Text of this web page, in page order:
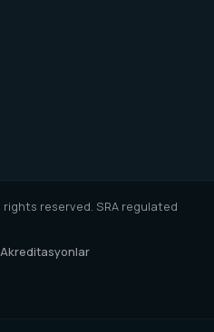
reserved. SRA regulated
Akreditasyonlar